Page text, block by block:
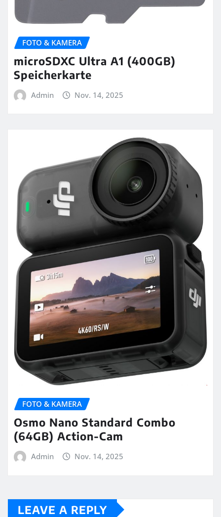
FOTO & KAMERA
microSDXC Ultra A1 (400GB)
Speicherkarte
Admin Nov. 14, 2025
FOTO & KAMERA
Osmo Nano Standard Combo
(64GB) Action-Cam
Admin Nov. 14, 2025
LEAVE A REPLY